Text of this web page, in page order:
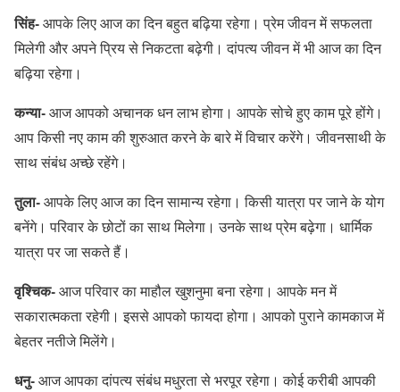
सिंह-आपके लिए आज का दिन बहुत बढ़िया रहेगा। प्रेम जीवन में सफलता
मिलेगी और अपने प्रिय से निकटता बढ़ेगी। दांपत्य जीवन में भी आज का दिन
बढ़िया रहेगा।
कन्या-आज आपको अचानक धन लाभ होगा। आपके सोचे हुए काम पूरे होंगे।
आप किसी नए काम की शुरुआत करने के बारे में विचार करेंगे। जीवनसाथी के
साथ संबंध अच्छे रहेंगे।
तुला-आपके लिए आज का दिन सामान्य रहेगा। किसी यात्रा पर जाने के योग
बनेंगे। परिवार के छोटों का साथ मिलेगा। उनके साथ प्रेम बढ़ेगा। धार्मिक
यात्रा पर जा सकते हैं।
वृश्चिक-आज परिवार का माहौल खुशनुमा बना रहेगा। आपके मन में
सकारात्मकता रहेगी। इससे आपको फायदा होगा। आपको पुराने कामकाज में
बेहतर नतीजे मिलेंगे।
धनु-आज आपका दांपत्य संबंध मधुरता से भरपूर रहेगा। कोई करीबी आपकी